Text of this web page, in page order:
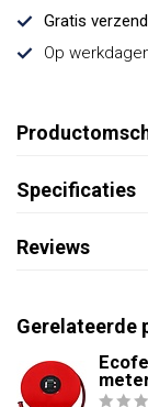
Gratis
Op
Specificaties
Reviews
Gerelateerde